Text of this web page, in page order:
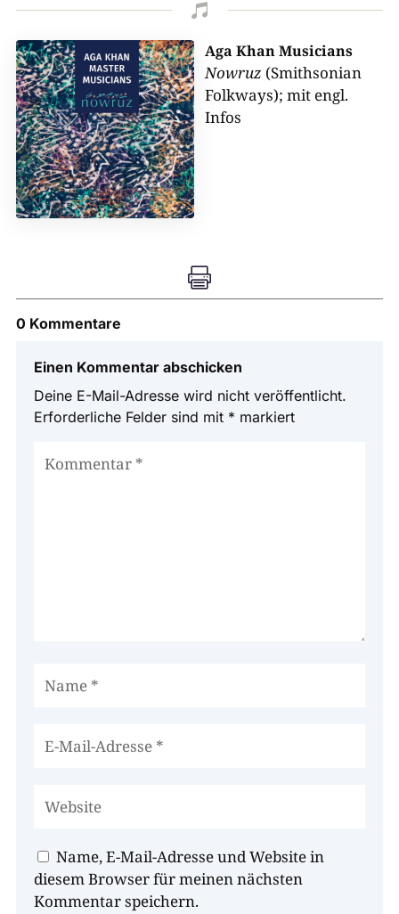

Aga Khan Musicians
Nowruz (Smithsonian
Folkways); mit engl.
Infos

0 Kommentare
Einen Kommentar abschicken
Deine E-Mail-Adresse wird nicht veröffentlicht.
Erforderliche Felder sind mit * markiert
Name, E-Mail-Adresse und Website in
diesem Browser für meinen nächsten
Kommentar speichern.